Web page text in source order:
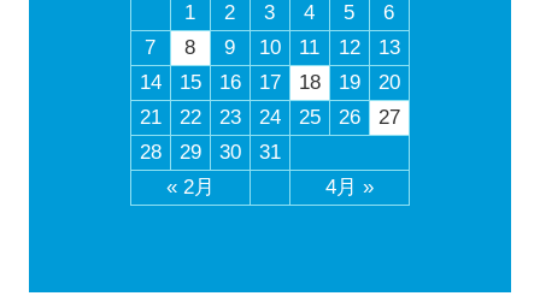
« 2月 4月 »
1 2 3 4 5
6
7
8 9 10 11 12
13
14
15 16 17 18 19
20
21
22 23 24 25 26
27
28
29 30 31